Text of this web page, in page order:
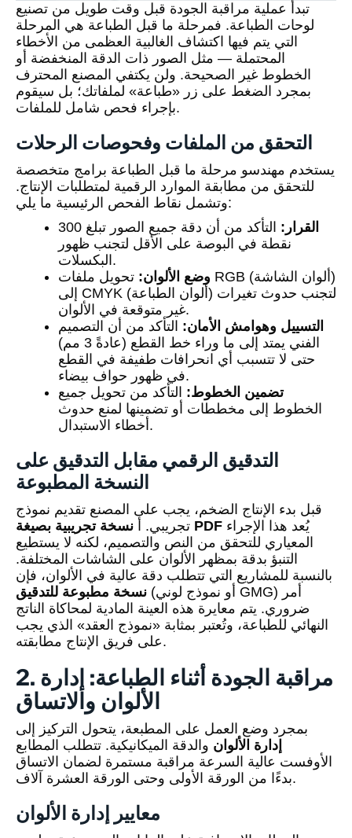
تبدأ عملية مراقبة الجودة قبل وقت طويل من تصنيع
لوحات الطباعة. فمرحلة ما قبل الطباعة هي المرحلة
التي يتم فيها اكتشاف الغالبية العظمى من الأخطاء
المحتملة — مثل الصور ذات الدقة المنخفضة أو
الخطوط غير الصحيحة. ولن يكتفي المصنع المحترف
بمجرد الضغط على زر «طباعة» لملفاتك؛ بل سيقوم
بإجراء فحص شامل للملفات.
التحقق من الملفات وفحوصات الرحلات
يستخدم مهندسو مرحلة ما قبل الطباعة برامج متخصصة
للتحقق من مطابقة الموارد الرقمية لمتطلبات الإنتاج.
وتشمل نقاط الفحص الرئيسية ما يلي:
القرار:
التأكد من أن دقة جميع الصور تبلغ 300
نقطة في البوصة على الأقل لتجنب ظهور
البكسلات.
وضع الألوان: تحويل ملفات RGB (ألوان الشاشة)
إلى CMYK (ألوان الطباعة) لتجنب حدوث تغيرات
غير متوقعة في الألوان.
التسييل وهوامش الأمان: التأكد من أن التصميم
الفني يمتد إلى ما وراء خط القطع (عادةً 3 مم)
حتى لا تتسبب أي انحرافات طفيفة في القطع
في ظهور حواف بيضاء.
تضمين الخطوط: التأكد من تحويل جميع
الخطوط إلى مخططات أو تضمينها لمنع حدوث
أخطاء الاستبدال.
التدقيق الرقمي مقابل التدقيق على
النسخة المطبوعة
قبل بدء الإنتاج الضخم، يجب على المصنع تقديم نموذج
تجريبي. أ نسخة تجريبية بصيغة PDF
المعياري للتحقق من النص والتصميم، لكنه لا يستطيع
التنبؤ بدقة بمظهر الألوان على الشاشات المختلفة.
بالنسبة للمشاريع التي تتطلب دقة عالية في الألوان، فإن
نسخة مطبوعة للتدقيق (أو نموذج لوني GMG) أمر
ضروري. يتم معايرة هذه العينة المادية لمحاكاة الناتج
النهائي للطباعة، وتُعتبر بمثابة «نموذج العقد» الذي يجب
على فريق الإنتاج مطابقته.
2. مراقبة الجودة أثناء الطباعة: إدارة
الألوان والاتساق
بمجرد وضع العمل على المطبعة، يتحول التركيز إلى
إدارة الألوان والدقة الميكانيكية. تتطلب المطابع
الأوفست عالية السرعة مراقبة مستمرة لضمان الاتساق
بدءًا من الورقة الأولى وحتى الورقة العشرة آلاف.
معايير إدارة الألوان